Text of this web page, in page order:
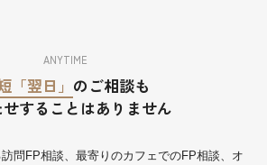
ANYTIME
「翌日」 のご相談も
せすることはありません
問FP相談、最寄りのカフェでのFP相談、オ